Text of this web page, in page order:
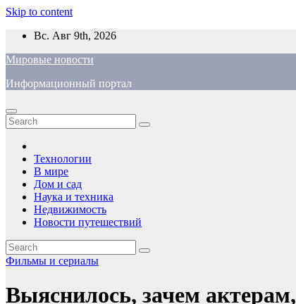
Skip to content
Вс. Авг 9th, 2026
Мировые новости
Информационный портал
Технологии
В мире
Дом и сад
Наука и техника
Недвижимость
Новости путешествий
Фильмы и сериалы
Выяснилось, зачем